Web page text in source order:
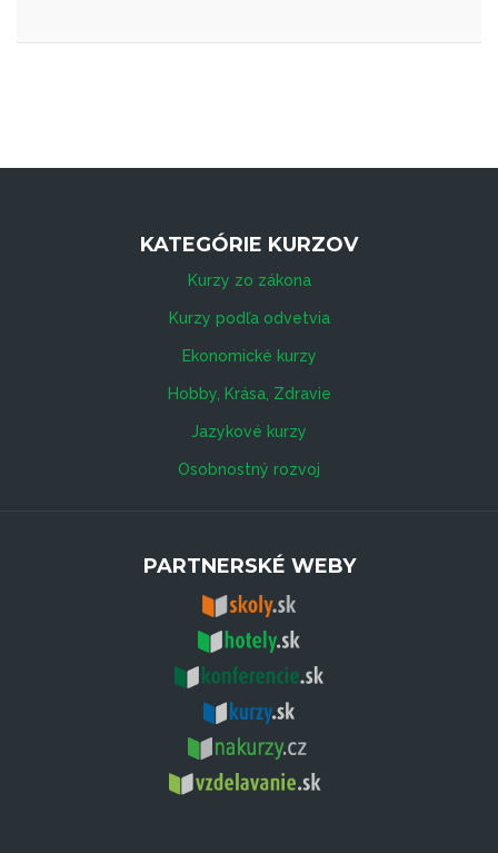
KATEGÓRIE KURZOV
Kurzy zo zákona
Kurzy podľa odvetvia
Ekonomické kurzy
Hobby, Krása, Zdravie
Jazykové kurzy
Osobnostný rozvoj
PARTNERSKÉ WEBY